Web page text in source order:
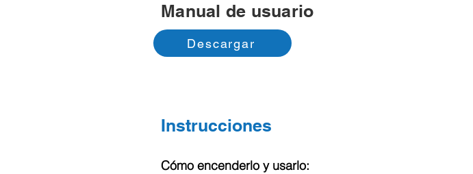
Manual de usuario
Descargar
Instrucciones
Cómo encenderlo y usarlo: